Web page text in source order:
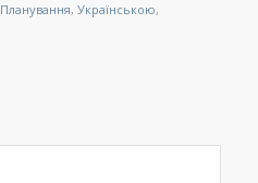
Планування, Українською,